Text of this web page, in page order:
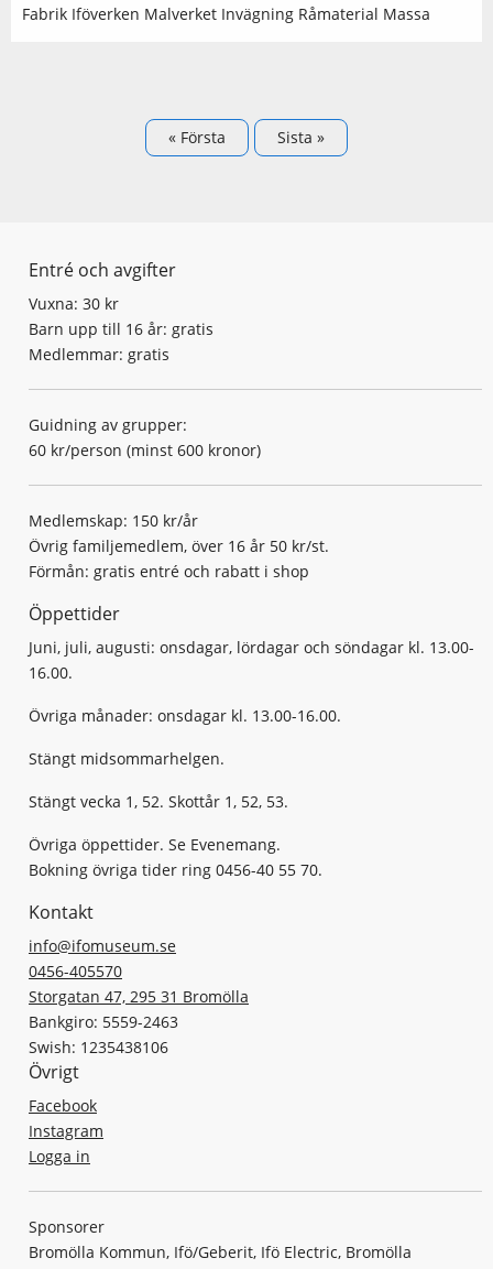
Fabrik Iföverken Malverket Invägning Råmaterial Massa
Paginering
Första sidan
« Första Sista sidan
Sista »
Entré och avgifter
Vuxna: 30 kr
Barn upp till 16 år: gratis
Medlemmar: gratis
Guidning av grupper:
60 kr/person (minst 600 kronor)
Medlemskap: 150 kr/år
Övrig familjemedlem, över 16 år 50 kr/st.
Förmån: gratis entré och rabatt i shop
Öppettider
Juni, juli, augusti: onsdagar, lördagar och söndagar kl. 13.00-
16.00.
Övriga månader: onsdagar kl. 13.00-16.00.
Stängt midsommarhelgen.
Stängt vecka 1, 52. Skottår 1, 52, 53.
Övriga öppettider. Se Evenemang.
Bokning övriga tider ring 0456-40 55 70.
Kontakt
info@ifomuseum.se
0456-405570
Storgatan 47, 295 31 Bromölla
Bankgiro: 5559-2463
Swish: 1235438106
Övrigt
Facebook
Instagram
Logga in
Sponsorer
Bromölla Kommun, Ifö/Geberit, Ifö Electric, Bromölla